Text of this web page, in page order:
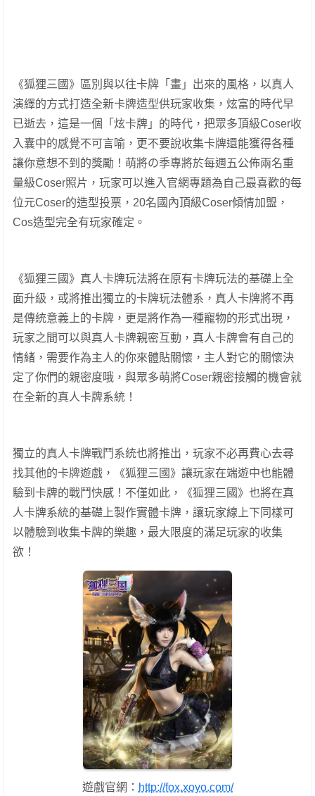
《狐狸三國》區別與以往卡牌「畫」出來的風格，以真人
演繹的方式打造全新卡牌造型供玩家收集，炫富的時代早
已逝去，這是一個「炫卡牌」的時代，把眾多頂級Coser收
入囊中的感覺不可言喻，更不要說收集卡牌還能獲得各種
讓你意想不到的獎勵！萌將の季專將於每週五公佈兩名重
量級Coser照片，玩家可以進入官網專題為自己最喜歡的每
位元Coser的造型投票，20名國內頂級Coser傾情加盟，
Cos造型完全有玩家確定。
《狐狸三國》真人卡牌玩法將在原有卡牌玩法的基礎上全
面升級，或將推出獨立的卡牌玩法體系，真人卡牌將不再
是傳統意義上的卡牌，更是將作為一種寵物的形式出現，
玩家之間可以與真人卡牌親密互動，真人卡牌會有自己的
情緒，需要作為主人的你來體貼關懷，主人對它的關懷決
定了你們的親密度哦，與眾多萌將Coser親密接觸的機會就
在全新的真人卡牌系統！
獨立的真人卡牌戰鬥系統也將推出，玩家不必再費心去尋
找其他的卡牌遊戲，《狐狸三國》讓玩家在端遊中也能體
驗到卡牌的戰鬥快感！不僅如此，《狐狸三國》也將在真
人卡牌系統的基礎上製作實體卡牌，讓玩家線上下同樣可
以體驗到收集卡牌的樂趣，最大限度的滿足玩家的收集
欲！
遊戲官網： http://fox.xoyo.com/